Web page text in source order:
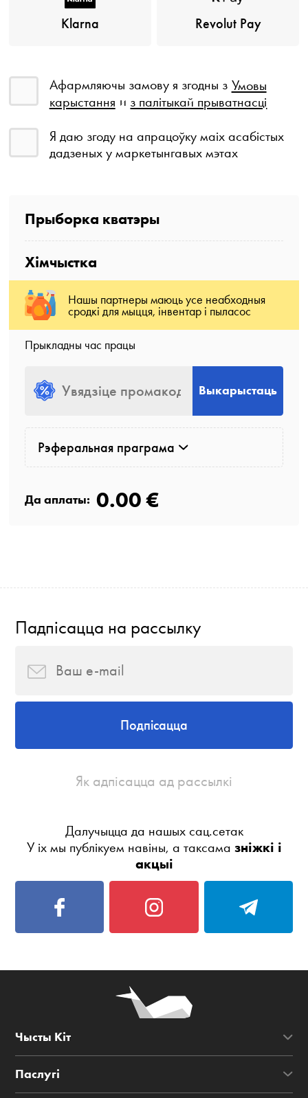
Klarna Revolut Pay
Афармляючы замову я згодны з Умовы
карыстання и з палітыкай прыватнасці
Я даю згоду на апрацоўку маіх асабістых
дадзеных у маркетынгавых мэтах
Прыборка кватэры
Хімчыстка
Нашы партнеры маюць усе неабходныя
сродкі для мыцця, інвентар і пыласос
Прыкладны час працы
Выкарыстаць
Рэферальная праграма
Да аплаты: 0.00 €
Падпісацца на рассылку
Подпісацца
Як адпісацца ад рассылкі
Далучыцца да нашых сац.сетак
У іх мы публікуем навіны, а таксама зніжкі і
акцыі
Чысты Кіт
Паслугі